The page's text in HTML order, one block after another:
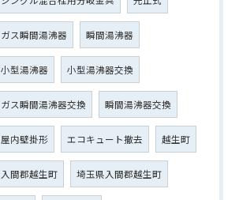
ガス瞬間湯沸器 瞬間湯沸器
小型湯沸器 小型湯沸器交換
ガス瞬間湯沸器交換 瞬間湯沸器交換
屋内壁掛形 エコキュート撤去 越生町
入間郡越生町 埼玉県入間郡越生町